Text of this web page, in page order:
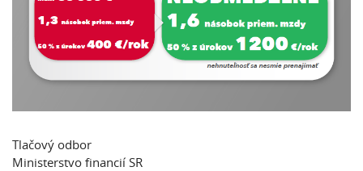
Tlačový odbor
Ministerstvo financií SR